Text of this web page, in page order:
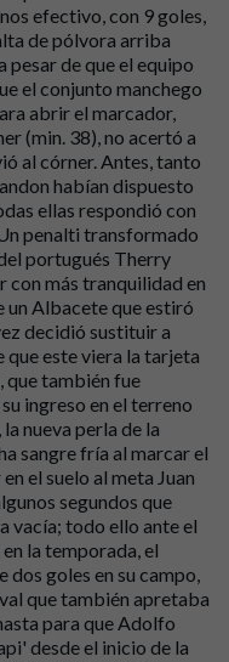
efectivo, con 9 goles,
de pólvora arriba
pesar de que el equipo
el conjunto manchego
abrir el marcador,
(min. 38), no acertó a
al córner. Antes, tanto
habían dispuesto
ellas respondió con
penalti transformado
portugués Therry
más tranquilidad en
un Albacete que estiró
decidió sustituir a
que este viera la tarjeta
que también fue
ingreso en el terreno
nueva perla de la
sangre fría al marcar el
el suelo al meta Juan
segundos que
vacía; todo ello ante el
la temporada, el
dos goles en su campo,
que también apretaba
para que Adolfo
desde el inicio de la